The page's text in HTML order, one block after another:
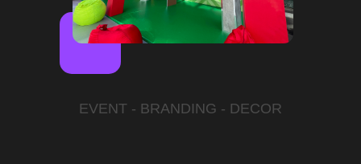
EVENT - BRANDING - DECOR